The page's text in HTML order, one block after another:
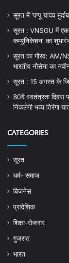
सूरत में ‘पप्पू यादव
सूरत : VNSGU में एक
कम्युनिकेशन’ का
सूरत का गौरव: AM/
भारतीय नौसेना का
सूरत : 15 अगस्त के
80वें स्वतंत्रता दिवस
निकलेगी भव्य तिरंगा
CATEGORIES
सूरत
धर्म- समाज
बिजनेस
प्रादेशिक
शिक्षा-रोजगार
गुजरात
भारत